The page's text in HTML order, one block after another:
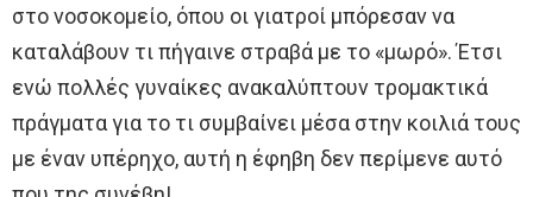
στο νοσοκομείο, όπου οι γιατροί μπόρεσαν να
καταλάβουν τι πήγαινε στραβά με το «μωρό». Έτσι
ενώ πολλές γυναίκες ανακαλύπτουν τρομακτικά
πράγματα για το τι συμβαίνει μέσα στην κοιλιά τους
με έναν υπέρηχο, αυτή η έφηβη δεν περίμενε αυτό